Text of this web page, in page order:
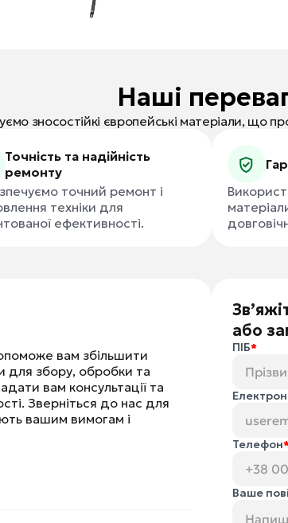
Наші
зносостійкі європейські матеріали, що
Точність та надійність
ремонту
точний ремонт і
техніки для
ефективності.
вам збільшити
для збору, обробки та
вам консультації та
Зверніться до нас для
вашим вимогам і
або
ПІБ
Телефон
Ваше